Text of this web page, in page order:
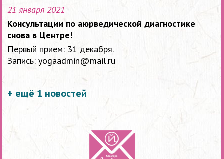
21 января 2021
Консультации по аюрведической диагностике
снова в Центре!
Первый прием: 31 декабря.
Запись: yogaadmin@mail.ru
+ ещё 1 новостей